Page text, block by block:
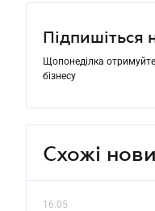
Підпишіться
Щопонеділка
бізнесу
Схожі
16.05